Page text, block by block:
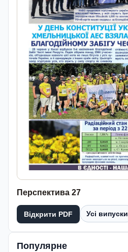
Перспектива 27
Відкрити PDF Усі випуски
Популярне